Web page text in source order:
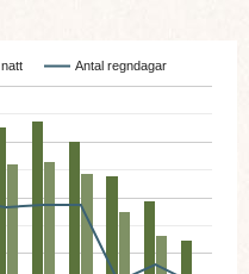
Antal regndagar